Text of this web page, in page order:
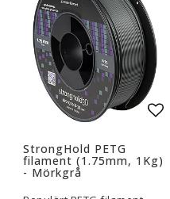
StrongHold PETG
filament (1.75mm, 1Kg)
- Mörkgrå